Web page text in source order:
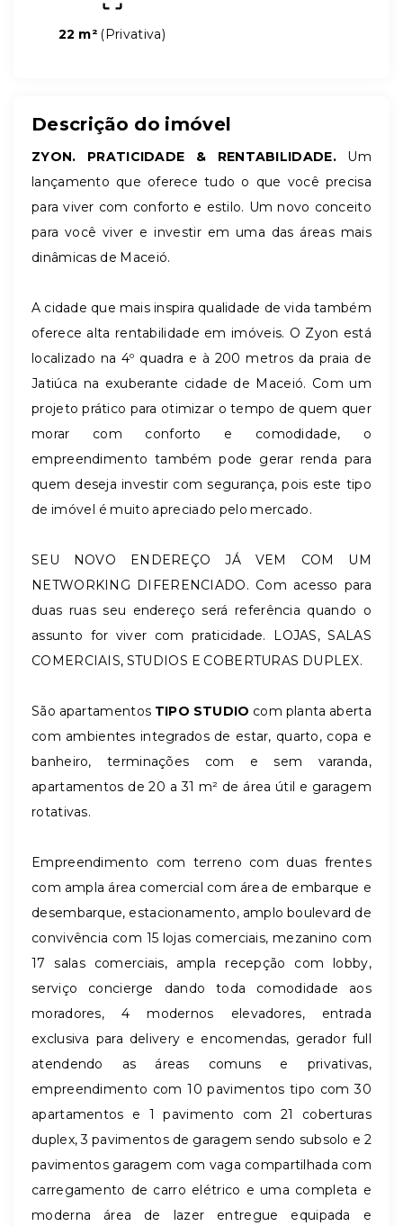
22 m² (Privativa)
Descrição do imóvel
ZYON. PRATICIDADE & RENTABILIDADE.Um
lançamento que oferece tudo o que você precisa
para viver com conforto e estilo. Um novo conceito
para você viver e investir em uma das áreas mais
dinâmicas de Maceió.
A cidade que mais inspira qualidade de vida também
oferece alta rentabilidade em imóveis. O Zyon está
localizado na 4º quadra e à 200 metros da praia de
Jatiúca na exuberante cidade de Maceió. Com um
projeto prático para otimizar o tempo de quem quer
morar com conforto e comodidade, o
empreendimento também pode gerar renda para
quem deseja investir com segurança, pois este tipo
de imóvel é muito apreciado pelo mercado.
SEU NOVO ENDEREÇO JÁ VEM COM UM
NETWORKING DIFERENCIADO. Com acesso para
duas ruas seu endereço será referência quando o
assunto for viver com praticidade. LOJAS, SALAS
COMERCIAIS, STUDIOS E COBERTURAS DUPLEX.
São apartamentos TIPO STUDIO com planta aberta
com ambientes integrados de estar, quarto, copa e
banheiro, terminações com e sem varanda,
apartamentos de 20 a 31 m² de área útil e garagem
rotativas.
Empreendimento com terreno com duas frentes
com ampla área comercial com área de embarque e
desembarque, estacionamento, amplo boulevard de
convivência com 15 lojas comerciais, mezanino com
17 salas comerciais, ampla recepção com lobby,
serviço concierge dando toda comodidade aos
moradores, 4 modernos elevadores, entrada
exclusiva para delivery e encomendas, gerador full
atendendo as áreas comuns e privativas,
empreendimento com 10 pavimentos tipo com 30
apartamentos e 1 pavimento com 21 coberturas
duplex, 3 pavimentos de garagem sendo subsolo e 2
pavimentos garagem com vaga compartilhada com
carregamento de carro elétrico e uma completa e
moderna área de lazer entregue equipada e